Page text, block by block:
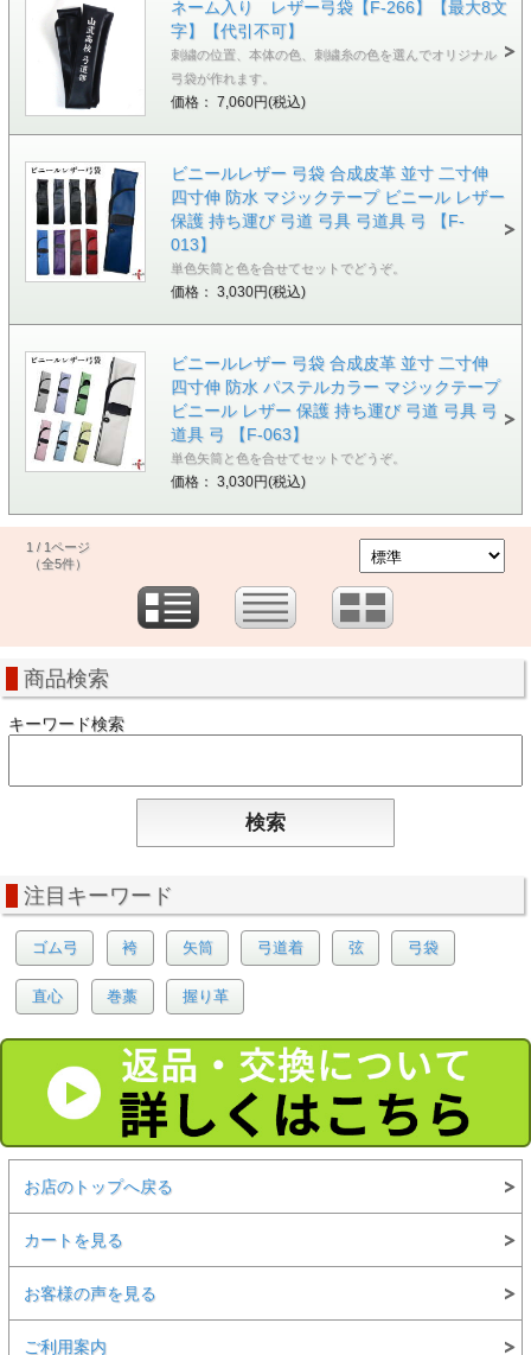
ネーム入り レザー弓袋【F-266】【最大8文
字】【代引不可】
刺繍の位置、本体の色、刺繍糸の色を選んでオリジナル
弓袋が作れます。
価格： 7,060円(税込)
ビニールレザー 弓袋 合成皮革 並寸 二寸伸
四寸伸 防水 マジックテープ ビニール レザー
保護 持ち運び 弓道 弓具 弓道具 弓 【F-
013】
単色矢筒と色を合せてセットでどうぞ。
価格： 3,030円(税込)
ビニールレザー 弓袋 合成皮革 並寸 二寸伸
四寸伸 防水 パステルカラー マジックテープ
ビニール レザー 保護 持ち運び 弓道 弓具 弓
道具 弓 【F-063】
単色矢筒と色を合せてセットでどうぞ。
価格： 3,030円(税込)
1 / 1ページ
（全5件）
商品検索
キーワード検索
注目キーワード
ゴム弓 袴 矢筒 弓道着 弦 弓袋
直心 巻藁 握り革
お店のトップへ戻る
カートを見る
お客様の声を見る
ご利用案内